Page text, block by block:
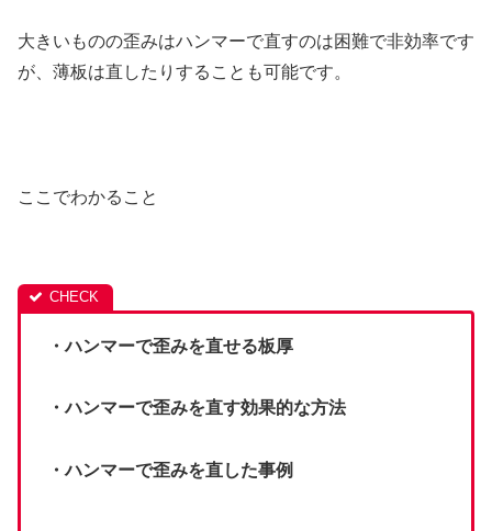
大きいものの歪みはハンマーで直すのは困難で非効率です
が、薄板は直したりすることも可能です。
ここでわかること
・ハンマーで歪みを直せる板厚
・ハンマーで歪みを直す効果的な方法
・ハンマーで歪みを直した事例